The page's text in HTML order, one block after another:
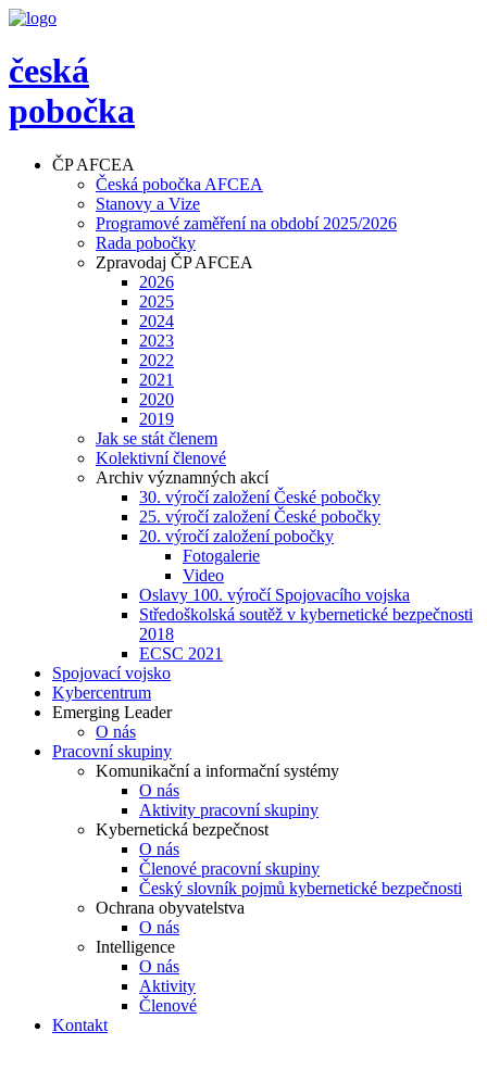
česká
pobočka
ČP AFCEA
Česká pobočka AFCEA
Stanovy a Vize
Programové zaměření na období 2025/2026
Rada pobočky
Zpravodaj ČP AFCEA
2026
2025
2024
2023
2022
2021
2020
2019
Jak se stát členem
Kolektivní členové
Archiv významných akcí
30. výročí založení České pobočky
25. výročí založení České pobočky
20. výročí založení pobočky
Fotogalerie
Video
Oslavy 100. výročí Spojovacího vojska
Středoškolská soutěž v kybernetické bezpečnosti
2018
ECSC 2021
Spojovací vojsko
Kybercentrum
Emerging Leader
O nás
Pracovní skupiny
Komunikační a informační systémy
O nás
Aktivity pracovní skupiny
Kybernetická bezpečnost
O nás
Členové pracovní skupiny
Český slovník pojmů kybernetické bezpečnosti
Ochrana obyvatelstva
O nás
Intelligence
O nás
Aktivity
Členové
Kontakt